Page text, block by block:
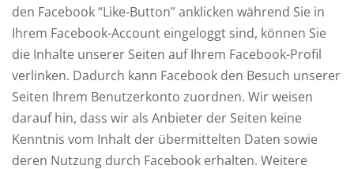
den Facebook “Like-Button” anklicken während Sie in
Ihrem Facebook-Account eingeloggt sind, können Sie
die Inhalte unserer Seiten auf Ihrem Facebook-Profil
verlinken. Dadurch kann Facebook den Besuch unserer
Seiten Ihrem Benutzerkonto zuordnen. Wir weisen
darauf hin, dass wir als Anbieter der Seiten keine
Kenntnis vom Inhalt der übermittelten Daten sowie
deren Nutzung durch Facebook erhalten. Weitere